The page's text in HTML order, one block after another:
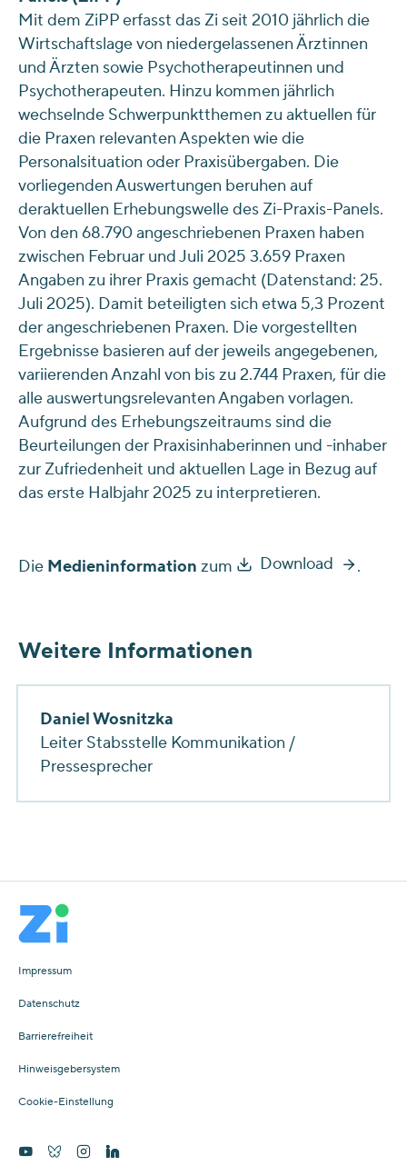
Mit dem ZiPP erfasst das Zi seit 2010 jährlich die
Wirtschaftslage von niedergelassenen Ärztinnen
und Ärzten sowie Psychotherapeutinnen und
Psychotherapeuten. Hinzu kommen jährlich
wechselnde Schwerpunktthemen zu aktuellen für
die Praxen relevanten Aspekten wie die
Personalsituation oder Praxisübergaben. Die
vorliegenden Auswertungen beruhen auf
deraktuellen Erhebungswelle des Zi-Praxis-Panels.
Von den 68.790 angeschriebenen Praxen haben
zwischen Februar und Juli 2025 3.659 Praxen
Angaben zu ihrer Praxis gemacht (Datenstand: 25.
Juli 2025). Damit beteiligten sich etwa 5,3 Prozent
der angeschriebenen Praxen. Die vorgestellten
Ergebnisse basieren auf der jeweils angegebenen,
variierenden Anzahl von bis zu 2.744 Praxen, für die
alle auswertungsrelevanten Angaben vorlagen.
Aufgrund des Erhebungszeitraums sind die
Beurteilungen der Praxisinhaberinnen und -inhaber
zur Zufriedenheit und aktuellen Lage in Bezug auf
das erste Halbjahr 2025 zu interpretieren.
Die Medieninformation zum Download .
Weitere Informationen
Daniel Wosnitzka
Leiter Stabsstelle Kommunikation /
Pressesprecher
Impressum
Datenschutz
Barrierefreiheit
Hinweisgebersystem
Cookie-Einstellung